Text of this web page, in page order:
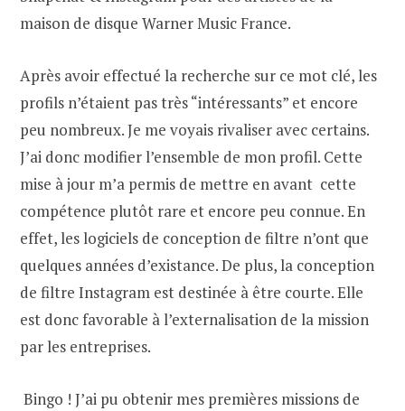
maison de disque Warner Music France.
Après avoir effectué la recherche sur ce mot clé, les
profils n’étaient pas très “intéressants” et encore
peu nombreux. Je me voyais rivaliser avec certains.
J’ai donc modifier l’ensemble de mon profil. Cette
mise à jour m’a permis de mettre en avant cette
compétence plutôt rare et encore peu connue. En
effet, les logiciels de conception de filtre n’ont que
quelques années d’existance. De plus, la conception
de filtre Instagram est destinée à être courte. Elle
est donc favorable à l’externalisation de la mission
par les entreprises.
Bingo ! J’ai pu obtenir mes premières missions de